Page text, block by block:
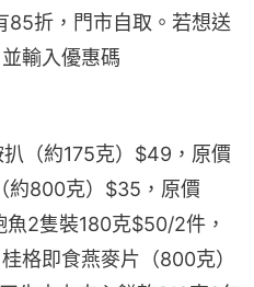
85折，門市自取。若想送
輸入優惠碼
（約175克）$49，原價
約800克）$35，原價
2隻裝180克$50/2件，
格即食燕麥片（800克）